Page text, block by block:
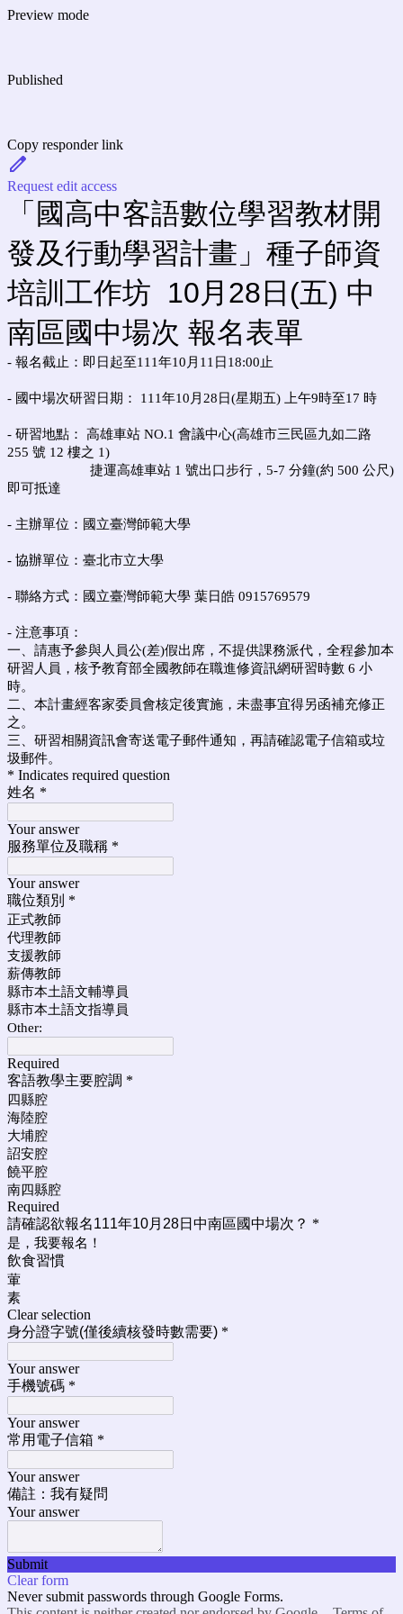
Preview mode
Published
Copy responder link
Request edit access
「國高中客語數位學習教材開
發及行動學習計畫」種子師資
培訓工作坊 10月28日(五) 中
南區國中場次 報名表單
- 報名截止：即日起至111年10月11日18:00止
- 國中場次研習日期： 111年10月28日(星期五) 上午9時至17 時
- 研習地點： 高雄車站 NO.1 會議中心(高雄市三民區九如二路
255 號 12 樓之 1)
捷運高雄車站 1 號出口步行， 5-7 分鐘(約 500 公尺)
即可抵達
- 主辦單位：國立臺灣師範大學
- 協辦單位：臺北市立大學
- 聯絡方式：國立臺灣師範大學 葉日皓 0915769579
- 注意事項：
一、請惠予參與人員公(差)假出席 ，不提供課務派代 ，全程參加本
研習人員，核予教育部全國教師在職進修資訊網研習時數 6 小
時。
二、本計畫經客家委員會核定後實施，未盡事宜得另函補充修正
之。
三、研習相關資訊會寄送電子郵件通知，再請確認電子信箱或垃
圾郵件。
* Indicates required question
姓名 *
Your answer
服務單位及職稱 *
Your answer
職位類別 *
正式教師
代理教師
支援教師
薪傳教師
縣市本土語文輔導員
縣市本土語文指導員
Other:
Required
客語教學主要腔調 *
四縣腔
海陸腔
大埔腔
詔安腔
饒平腔
南四縣腔
Required
請確認欲報名111年10月28日中南區國中場次？ *
是，我要報名！
飲食習慣
葷
素
Clear selection
身分證字號(僅後續核發時數需要) *
Your answer
手機號碼 *
Your answer
常用電子信箱 *
Your answer
備註：我有疑問
Your answer
Submit
Clear form
Never submit passwords through Google Forms.